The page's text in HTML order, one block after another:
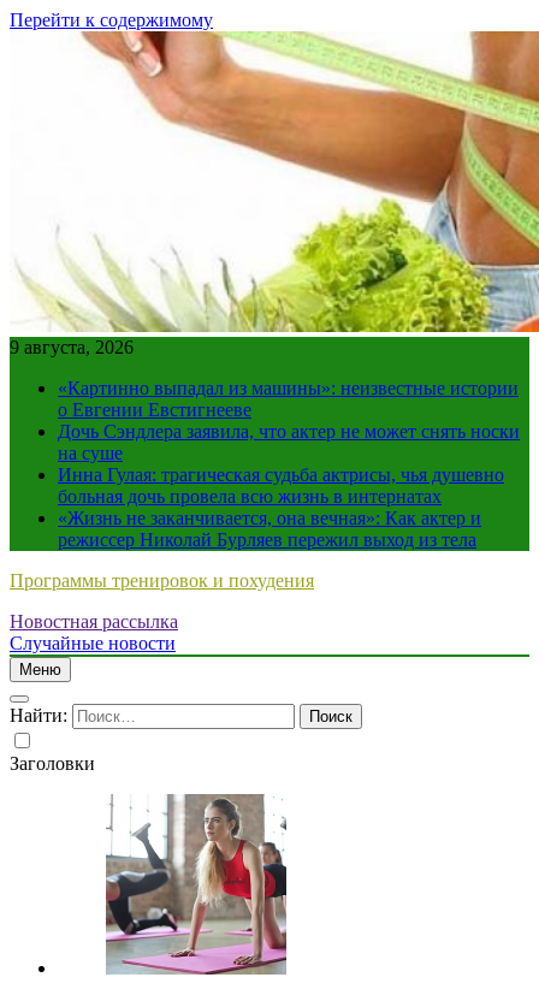
Перейти к содержимому
9 августа, 2026
«Картинно выпадал из машины»: неизвестные истории
о Евгении Евстигнееве
Дочь Сэндлера заявила, что актер не может снять носки
на суше
Инна Гулая: трагическая судьба актрисы, чья душевно
больная дочь провела всю жизнь в интернатах
«Жизнь не заканчивается, она вечная»: Как актер и
режиссер Николай Бурляев пережил выход из тела
Программы тренировок и похудения
Новостная рассылка
Случайные новости
Меню
Найти:
Заголовки